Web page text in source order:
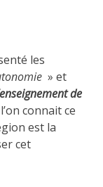
les
» et
de
connait ce
est la
cet